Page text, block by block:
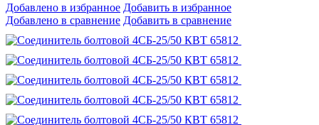
Добавлено в избранное Добавить в избранное
Добавлено в сравнение Добавить в сравнение